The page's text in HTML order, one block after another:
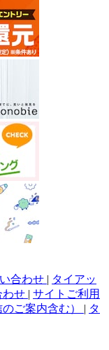
合わせ | タイアッ
わせ | サイトご利用
ご案内含む） | タ